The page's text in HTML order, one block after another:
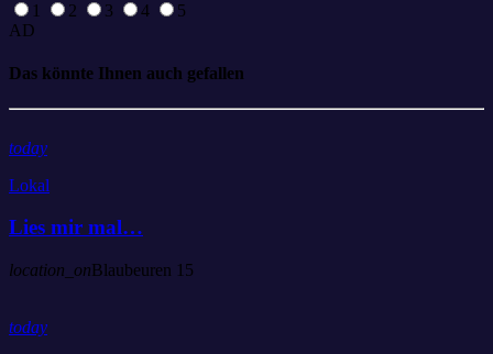
1
2 3 4
5
AD
Das könnte Ihnen auch gefallen
today
Lokal
Lies mir mal…
location_onBlaubeuren 15
today